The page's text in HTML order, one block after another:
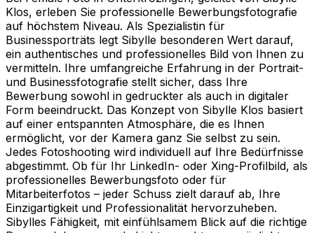
Klos, erleben Sie professionelle Bewerbungsfotografie
auf höchstem Niveau. Als Spezialistin für
Businessporträts legt Sibylle besonderen Wert darauf,
ein authentisches und professionelles Bild von Ihnen zu
vermitteln. Ihre umfangreiche Erfahrung in der Portrait-
und Businessfotografie stellt sicher, dass Ihre
Bewerbung sowohl in gedruckter als auch in digitaler
Form beeindruckt. Das Konzept von Sibylle Klos basiert
auf einer entspannten Atmosphäre, die es Ihnen
ermöglicht, vor der Kamera ganz Sie selbst zu sein.
Jedes Fotoshooting wird individuell auf Ihre Bedürfnisse
abgestimmt. Ob für Ihr LinkedIn- oder Xing-Profilbild, als
professionelles Bewerbungsfoto oder für
Mitarbeiterfotos – jeder Schuss zielt darauf ab, Ihre
Einzigartigkeit und Professionalität hervorzuheben.
Sibylles Fähigkeit, mit einfühlsamem Blick auf die richtige